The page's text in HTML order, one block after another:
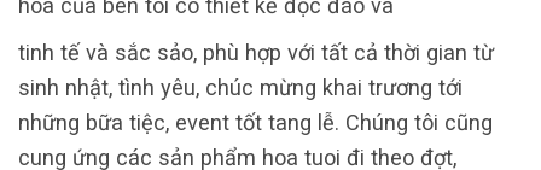
hoa của bên tôi có thiết kế độc đáo và
tinh tế và sắc sảo, phù hợp với tất cả thời gian từ
sinh nhật, tình yêu, chúc mừng khai trương tới
những bữa tiệc, event tốt tang lễ. Chúng tôi cũng
cung ứng các sản phẩm hoa tuoi đi theo đợt,